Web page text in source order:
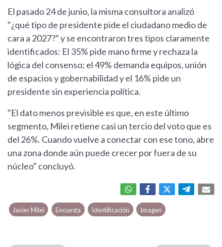
El pasado 24 de junio, la misma consultora analizó
"¿qué tipo de presidente pide el ciudadano medio de
cara a 2027?" y se encontraron tres tipos claramente
identificados: El 35% pide mano firme y rechaza la
lógica del consenso; el 49% demanda equipos, unión
de espacios y gobernabilidad y el 16% pide un
presidente sin experiencia política.
"El dato menos previsible es que, en este último
segmento, Milei retiene casi un tercio del voto que es
del 26%. Cuando vuelve a conectar con ese tono, abre
una zona donde aún puede crecer por fuera de su
núcleo" concluyó.
Javier Milei Encuesta Identificación Imagen